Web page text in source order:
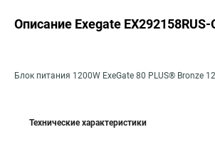
Описание Exegate EX292158RUS-
Блок питания 1200W ExeGate 80 PLUS® Bronze
Технические характеристики